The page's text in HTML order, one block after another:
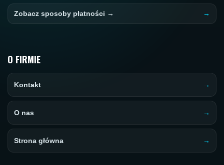
Zobacz sposoby płatności →
O FIRMIE
Kontakt
O nas
Strona główna